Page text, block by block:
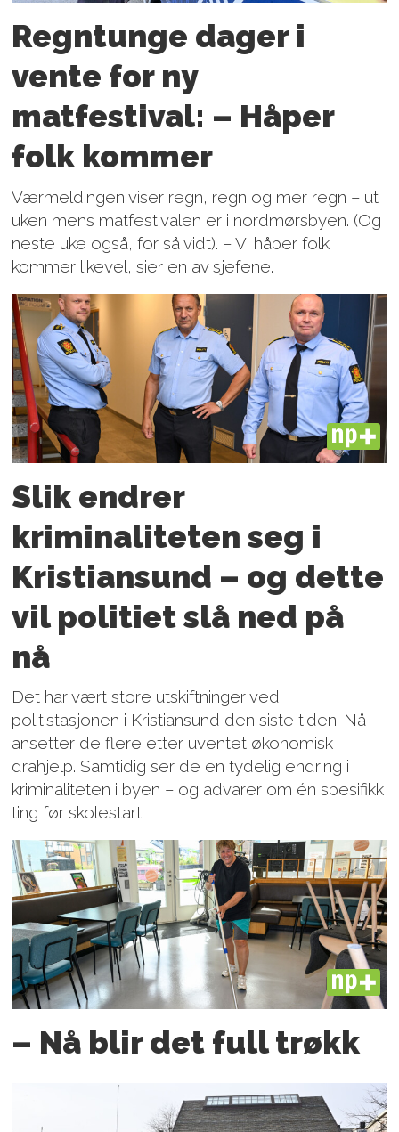
Regntunge dager i
vente for ny
matfestival: – Håper
folk kommer
Værmeldingen viser regn, regn og mer regn – ut
uken mens matfestivalen er i nordmørsbyen. (Og
neste uke også, for så vidt). – Vi håper folk
kommer likevel, sier en av sjefene.
PLUS
Slik endrer
kriminaliteten seg i
Kristiansund – og dette
vil politiet slå ned på
nå
Det har vært store utskiftninger ved
politistasjonen i Kristiansund den siste tiden. Nå
ansetter de flere etter uventet økonomisk
drahjelp. Samtidig ser de en tydelig endring i
kriminaliteten i byen – og advarer om én spesifikk
ting før skolestart.
PLUS
– Nå blir det full trøkk